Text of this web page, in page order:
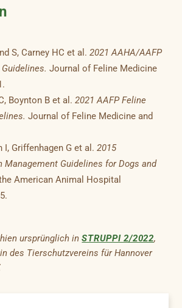
S, Carney HC et al.2021 AAHA/AAFP
Journal of Feline Medicine
Boynton B et al.2021 AAFP Feline
Journal of Feline Medicine and
I, Griffenhagen G et al.2015
Management Guidelines for Dogs and
American Animal Hospital
ursprünglich inSTRUPPI 2/2022,
des Tierschutzvereins für Hannover